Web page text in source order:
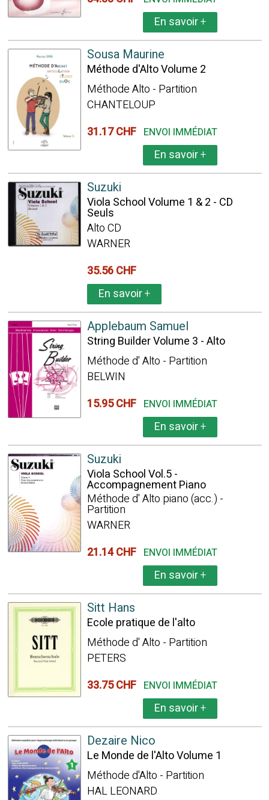
En savoir+
Sousa Maurine
Méthode d'Alto Volume 2
Méthode Alto - Partition
CHANTELOUP
31.17 CHF ENVOI IMMÉDIAT
En savoir+
Suzuki
Viola School Volume 1 & 2 - CD
Seuls
Alto CD
WARNER
35.56 CHF
En savoir+
Applebaum Samuel
String Builder Volume 3 - Alto
Méthode d' Alto - Partition
BELWIN
15.95 CHF ENVOI IMMÉDIAT
En savoir+
Suzuki
Viola School Vol.5 -
Accompagnement Piano
Méthode d' Alto piano (acc.) -
Partition
WARNER
21.14 CHF ENVOI IMMÉDIAT
En savoir+
Sitt Hans
Ecole pratique de l'alto
Méthode d' Alto - Partition
PETERS
33.75 CHF ENVOI IMMÉDIAT
En savoir+
Dezaire Nico
Le Monde de l'Alto Volume 1
Méthode d'Alto - Partition
HAL LEONARD